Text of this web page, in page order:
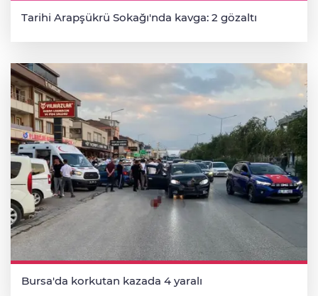
Tarihi Arapşükrü Sokağı'nda kavga: 2 gözaltı
Bursa'da korkutan kazada 4 yaralı